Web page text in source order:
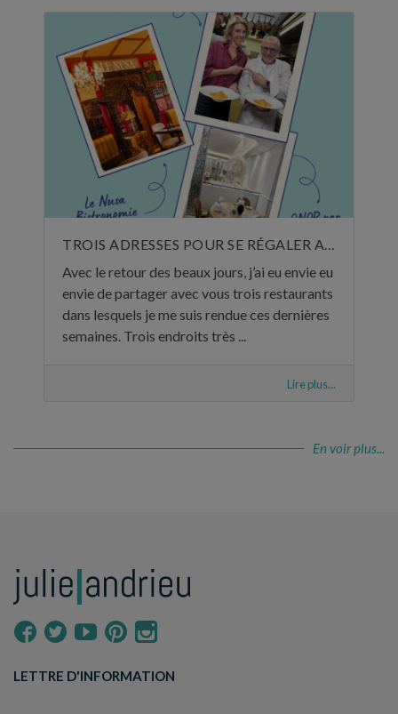
TROIS ADRESSES POUR SE RÉGALER AU MOIS DE MAI
Avec le retour des beaux jours, j’ai eu envie eu
envie de partager avec vous trois restaurants
dans lesquels je me suis rendue ces dernières
semaines. Trois endroits très ...
Lire plus...
En voir plus...
LETTRE D'INFORMATION